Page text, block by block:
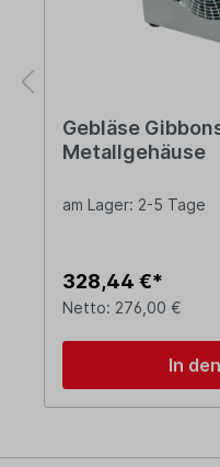
Gebläse
Metallgehäuse
am Lager: 2-5 Tage
328,44 €*
Netto: 276,00 €
In